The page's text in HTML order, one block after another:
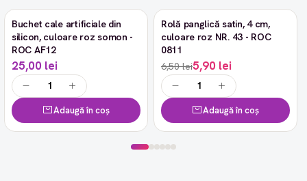
Buchet cale artificiale din
silicon, culoare roz somon -
ROC AF12
25,00 lei
Adaugă în coș
-9%
Rolă panglică satin, 4 cm,
culoare roz NR. 43 - ROC
0811
6,50 lei5,90 lei
Adaugă în coș